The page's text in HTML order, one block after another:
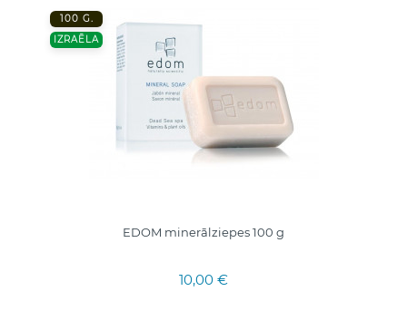
100 G.
IZRAĒLA
EDOM minerālziepes 100 g
10,00 €